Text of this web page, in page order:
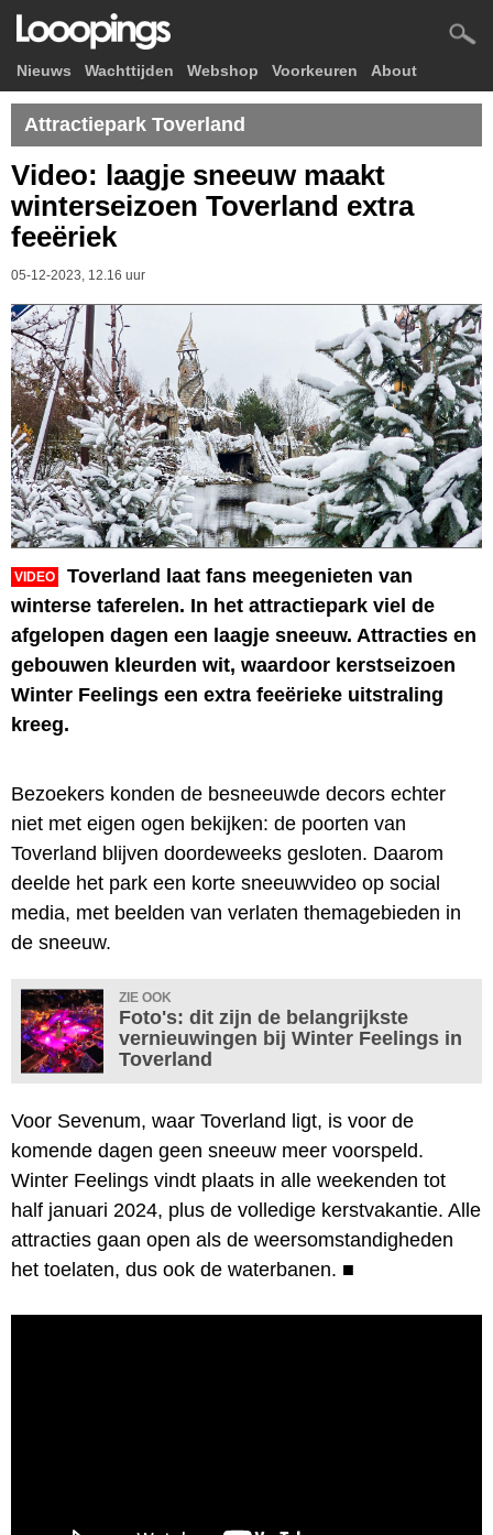
Nieuws Wachttijden Webshop Voorkeuren About
Attractiepark Toverland
Video: laagje sneeuw maakt
winterseizoen Toverland extra
feeëriek
05-12-2023, 12.16 uur
VIDEO
Toverland laat fans meegenieten van
winterse taferelen. In het attractiepark viel de
afgelopen dagen een laagje sneeuw. Attracties en
gebouwen kleurden wit, waardoor kerstseizoen
Winter Feelings een extra feeërieke uitstraling
kreeg.
Bezoekers konden de besneeuwde decors echter
niet met eigen ogen bekijken: de poorten van
Toverland blijven doordeweeks gesloten. Daarom
deelde het park een korte sneeuwvideo op social
media, met beelden van verlaten themagebieden in
de sneeuw.
ZIE OOK
Foto's: dit zijn de belangrijkste
vernieuwingen bij Winter Feelings in
Toverland
Voor Sevenum, waar Toverland ligt, is voor de
komende dagen geen sneeuw meer voorspeld.
Winter Feelings vindt plaats in alle weekenden tot
half januari 2024, plus de volledige kerstvakantie. Alle
attracties gaan open als de weersomstandigheden
het toelaten, dus ook de waterbanen. ■